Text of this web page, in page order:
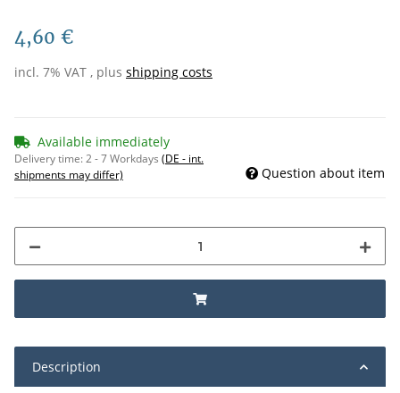
4,60 €
incl. 7% VAT , plus shipping costs
Available immediately
Delivery time:2 - 7 Workdays (DE - int.
shipments may differ)
Question about item
Description